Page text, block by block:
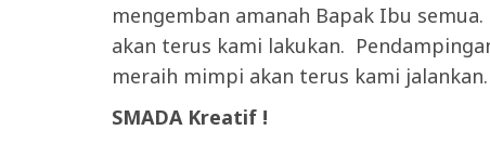
mengemban amanah Bapak Ibu
akan terus kami lakukan.
meraih mimpi akan terus kami jalankan.
SMADA Kreatif !